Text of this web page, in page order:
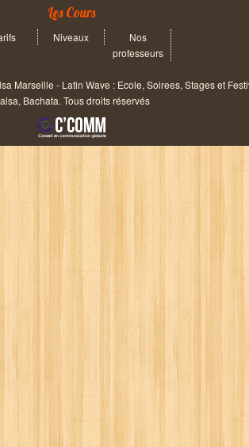
Les Cours
Niveaux
Nos
professeurs
Marseille - Latin Wave : Ecole, Soirees, Stages et
Bachata. Tous droits réservés